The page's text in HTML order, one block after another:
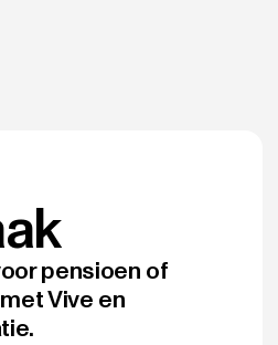
pensioen of
Vive en